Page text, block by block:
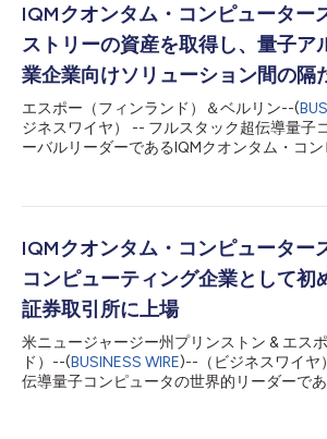
りのサイクルに換算されるドイツ鉄道の実際
を使用し、企業規模の最適化問題向けに設
量子古典アルゴリズムを開発およびテスト
公開されているホワイトペーパーに詳述され
のチームは量子近似最適化アルゴリズム（
段階に分けて適用し、問題全体を管理する
の中で、量子コンポーネントがより小さな部
うにしました。このアーキテクチャは汎用性
IQMクオンタム・コンピューター
ストリーの資産を取得し、量子ア
業企業向けソリューション間の隔
エスポー（フィンランド）＆ベルリン--(
ジネスワイヤ） -- フルスタック超伝導量子
ーバルリーダーであるIQMクオンタム・コン
プラットフォームの開発企業であり、ベル
対象となる資産には、独自のソフトウェアア
ルゴリズム、および知的財産が含まれます
ティストリーの中核となる技術、量子化学
開発人材を維持することにより、シームレス
速なプラットフォームの統合を進めていきま
得は、IQMがReal Asset Acquisition Corp.（
合を完了したのと同時に最近成立し、これ
上場量子コンピュータ企業となりました。
IQMクオンタム・コンピューター
コンピューティング企業として初
証券取引所に上場
米ニュージャージー州プリンストン & エス
ド）--(BUSINESS WIRE)--（ビジネスワイヤ
伝導量子コンピュータの世界的リーダーで